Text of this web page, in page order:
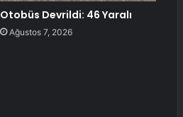
Otobüs Devrildi: 46 Yaralı
Ağustos 7, 2026